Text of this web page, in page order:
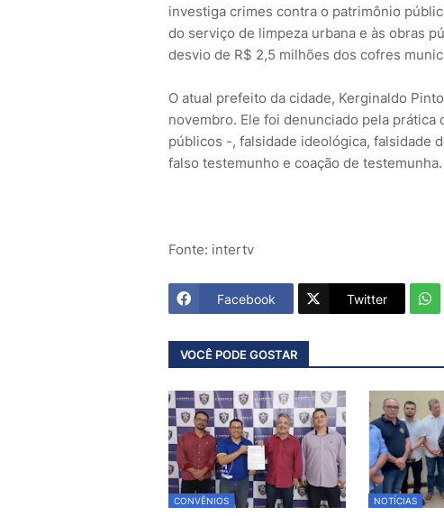
investiga crimes contra o patrimônio
do serviço de limpeza urbana e às obras
desvio de R$ 2,5 milhões dos cofres
O atual prefeito da cidade, Kerginaldo
novembro. Ele foi denunciado pela
públicos -, falsidade ideológica, falsidade
falso testemunho e coação de testemunha.
Fonte: intertv
Facebook Twitter
VOCÊ PODE GOSTAR
CONVÊNIOS NOTÍCIAS